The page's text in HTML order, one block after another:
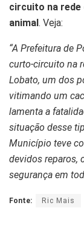
circuito na rede
animal. Veja:
“A Prefeitura de
curto-circuito na
Lobato, um dos
vitimando um
lamenta a
situação desse
Município teve
devidos reparos,
segurança em
Fonte: Ric Mais